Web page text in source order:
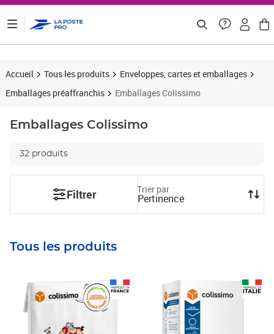
Accueil Tous les produits
Enveloppes, cartes et emballages
Emballages préaffranchis
Emballages Colissimo
Emballages Colissimo
32 produits
Filtrer Trier par
Pertinence
Tous les produits
Prix 11,66€ HT Prix 18,74€ HT